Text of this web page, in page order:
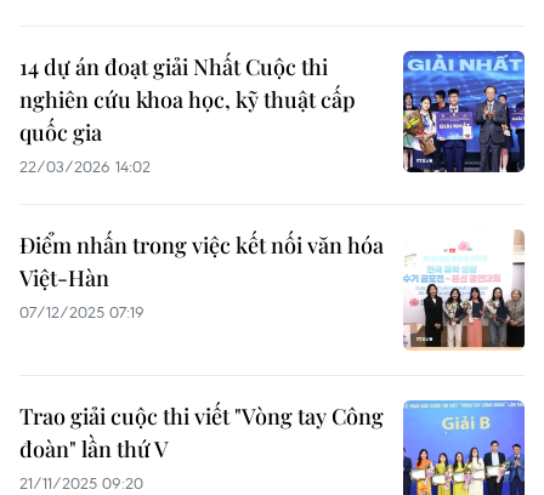
14 dự án đoạt giải Nhất Cuộc thi
nghiên cứu khoa học, kỹ thuật cấp
quốc gia
22/03/2026 14:02
Điểm nhấn trong việc kết nối văn hóa
Việt-Hàn
07/12/2025 07:19
Trao giải cuộc thi viết "Vòng tay Công
đoàn" lần thứ V
21/11/2025 09:20